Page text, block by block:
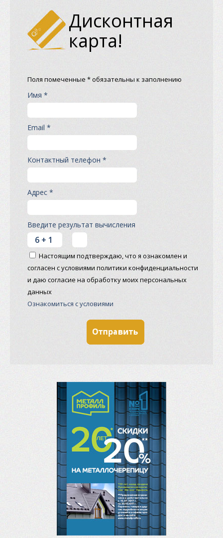
Дисконтная
карта!
Поля помеченные * обязательны к заполнению
Имя *
Email *
Контактный телефон *
Адрес *
Введите результат вычисления
Настоящим подтверждаю, что я ознакомлен и
согласен с условиями политики конфиденциальности
и даю согласие на обработку моих персональных
данных
Ознакомиться с условиями